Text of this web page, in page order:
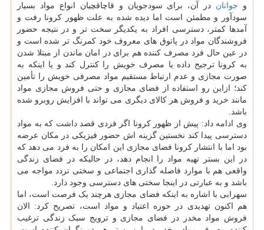
و جوانان در آن، برای سودجویان و قاچاقچیان انواع مواد بسیار
سودآور و مطمئن است اما دیده شده به علت ظهور کرونا رفت و
آمدها کمتر، دسترسی افراد به یکدیگر سخت تر و در نتیجه حضور
فروشندگان مواد در پاتوق های معروف خود کمرنگ تر شده است و
در عین حال فرد مصرف کننده هم برای در امان ماندن از مبتلا شدن
به کرونا ترجیح داده یا مصرف خویش را کنترل کند و یا اینکه به
صورت مجازی و عدم ارتباط مستقیم مواد مصرفی خویش را تأمین
کند؛ ازاین رو استفاده از فضای مجازی و حتی فروش مجازی مواد
مانند خرید و فروش هر کالای دیگری می تواند با افزایش روبرو شده
باشد.
وی ادامه داد: پیش از ظهور کرونا اگر فردی قصد داشت که به مواد
دسترسی پیدا کند نخستین گزینه اش حضور فیزیکی در مکان عرضه
بود اما با انتشار کرونا فضای مجازی این امکان را به فرد می دهد که
در این بستر تهیه مواد را انجام دهد، در حالیکه در فضای زندگی
واقعی هم با موارد فاصله گذاری اجتماعی و سختی تردد مواجه می
باشد و به عبارتی در اینجا سختی های دسترسی وجود دارد.
سهرابی با اشاره به اینکه فضای مجازی هرچند یک فرصت است، اما
هم اکنون تهدیدی در حوزه اعتیاد و مواد است، تصریح کرد: الان
فروش مواد مخدر در فضای مجازی و ترویج سبک زندگی ترغیب